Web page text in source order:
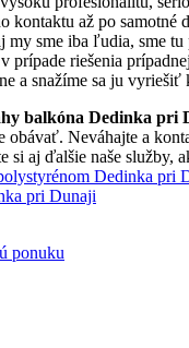
kontaktu až po samotné
my sme iba ľudia, sme tu
prípade riešenia
a snažíme sa ju vyriešiť
balkóna Dedinka pri
obávať. Neváhajte a
si aj ďalšie naše služby,
Dedinka pri
pri Dunaji
ponuku